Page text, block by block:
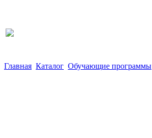
Главная Каталог Обучающие программы